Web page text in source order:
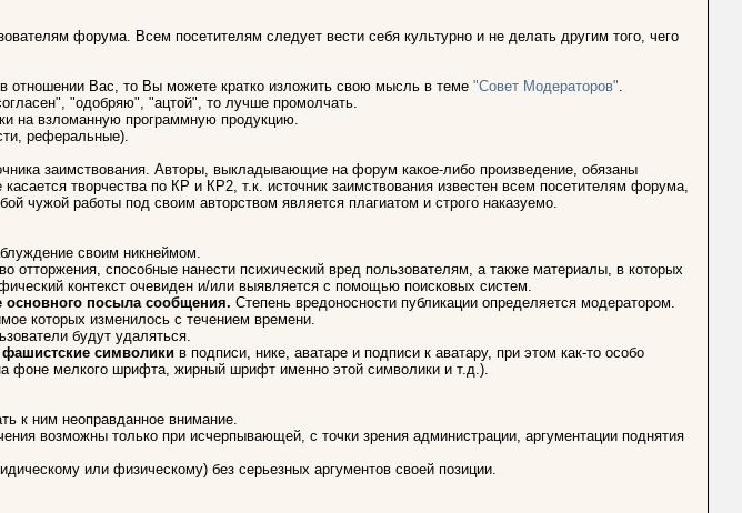
форума. Всем посетителям следует вести себя культурно и не делать другим того, чего
отношении Вас, то Вы можете кратко изложить свою мысль в теме "Совет Модераторов".
"одобряю", "ацтой", то лучше промолчать.
на взломанную программную продукцию.
реферальные).
заимствования. Авторы, выкладывающие на форум какое-либо произведение, обязаны
творчества по КР и КР2, т.к. источник заимствования известен всем посетителям форума,
чужой работы под своим авторством является плагиатом и строго наказуемо.
своим никнеймом.
отторжения, способные нанести психический вред пользователям, а также материалы, в которых
контекст очевиден и/или выявляется с помощью поисковых систем.
основного посыла сообщения. Степень вредоносности публикации определяется модератором.
которых изменилось с течением времени.
будут удаляться.
фашистские символики в подписи, нике, аватаре и подписи к аватару, при этом как-то особо
фоне мелкого шрифта, жирный шрифт именно этой символики и т.д.).
к ним неоправданное внимание.
возможны только при исчерпывающей, с точки зрения администрации, аргументации поднятия
или физическому) без серьезных аргументов своей позиции.